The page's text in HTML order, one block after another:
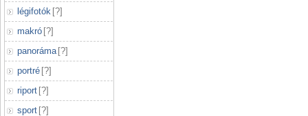
légifotók [?]
makró [?]
panoráma [?]
portré [?]
riport [?]
sport [?]